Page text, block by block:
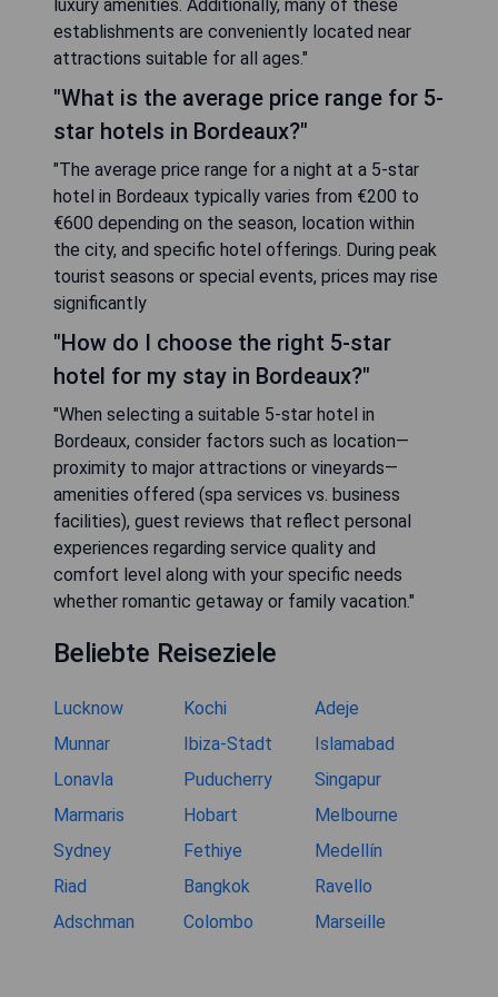
luxury amenities. Additionally, many of these
establishments are conveniently located near
attractions suitable for all ages."
"What is the average price range for 5-
star hotels in Bordeaux?"
"The average price range for a night at a 5-star
hotel in Bordeaux typically varies from €200 to
€600 depending on the season, location within
the city, and specific hotel offerings. During peak
tourist seasons or special events, prices may rise
significantly
"How do I choose the right 5-star
hotel for my stay in Bordeaux?"
"When selecting a suitable 5-star hotel in
Bordeaux, consider factors such as location—
proximity to major attractions or vineyards—
amenities offered (spa services vs. business
facilities), guest reviews that reflect personal
experiences regarding service quality and
comfort level along with your specific needs
whether romantic getaway or family vacation."
Beliebte Reiseziele
Lucknow Kochi
Adeje
Munnar
Ibiza-Stadt
Islamabad
Lonavla
Puducherry
Singapur
Marmaris
Hobart
Melbourne
Sydney
Fethiye
Medellín
Riad
Bangkok
Ravello
Adschman
Colombo Marseille